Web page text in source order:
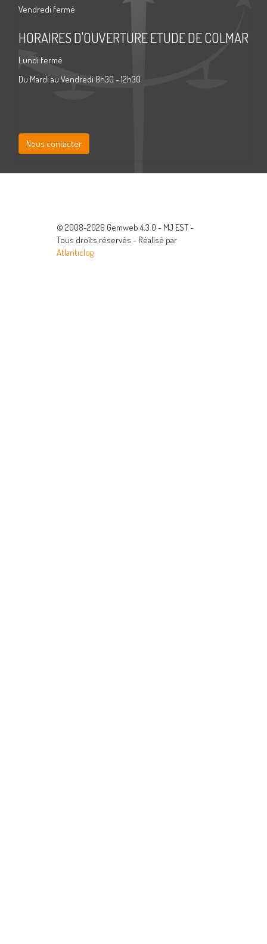
Vendredi fermé
HORAIRES D'OUVERTURE ETUDE DE COLMAR
Lundi fermé
Du Mardi au Vendredi 8h30 - 12h30
Nous contacter
© 2008-2026 Gemweb 4.3.0 - MJ EST -
Tous droits réservés - Réalisé par
Atlanticlog